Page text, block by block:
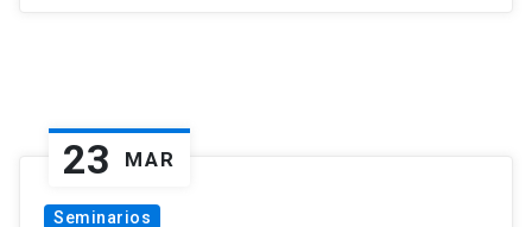
23 MAR
Seminarios